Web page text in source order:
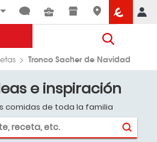
Tronco Sacher de Navidad
e inspiración
comidas de toda la familia